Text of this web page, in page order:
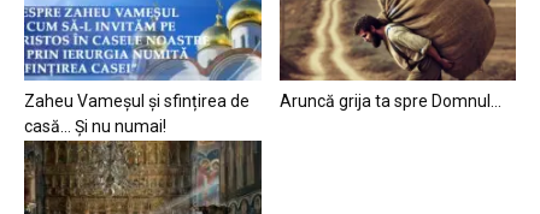
Zaheu Vameșul și sfințirea de
casă… Și nu numai!
Aruncă grija ta spre Domnul…